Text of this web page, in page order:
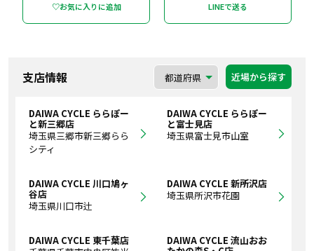
♡お気に入りに追加 LINEで送る
支店情報 近場から探す
DAIWA CYCLE ららぽー
と新三郷店
埼玉県三郷市新三郷らら
シティ
DAIWA CYCLE ららぽー
と富士見店
埼玉県富士見市山室
DAIWA CYCLE 川口鳩ヶ
谷店
埼玉県川口市辻
DAIWA CYCLE 新所沢店
埼玉県所沢市花園
DAIWA CYCLE 東千葉店
DAIWA CYCLE 流山おお